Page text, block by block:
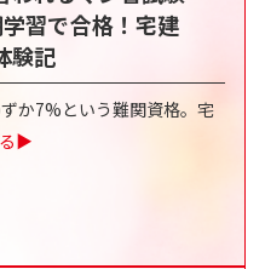
習で合格！宅建
験記
か7%という難関資格。宅
▶